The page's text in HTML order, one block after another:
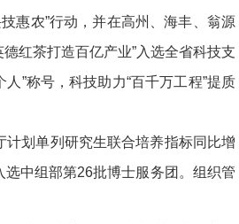
惠农”行动，并在高州、海丰、翁源
红茶打造百亿产业”入选全省科技支
”称号，科技助力“百千万工程”提质
计划单列研究生联合培养指标同比增
中组部第26批博士服务团。组织管